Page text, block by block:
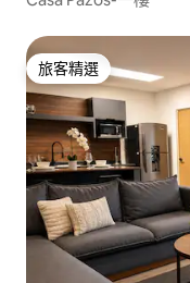
旅客精選
旅客精選